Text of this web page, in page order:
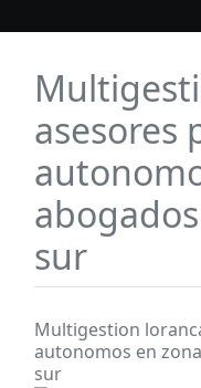
asesores
sur
Multigestion
autonomos en
sur